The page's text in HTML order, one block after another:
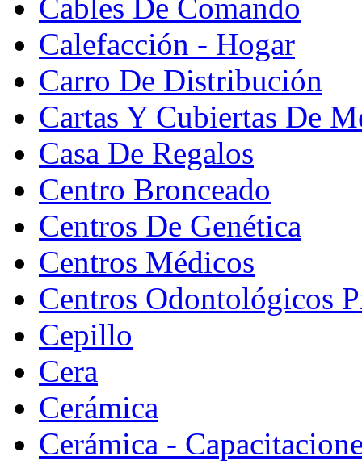
Cables De Comando
Calefacción - Hogar
Carro De Distribución
Cartas Y Cubiertas De
Casa De Regalos
Centro Bronceado
Centros De Genética
Centros Médicos
Centros Odontológicos
Cepillo
Cera
Cerámica
Cerámica -